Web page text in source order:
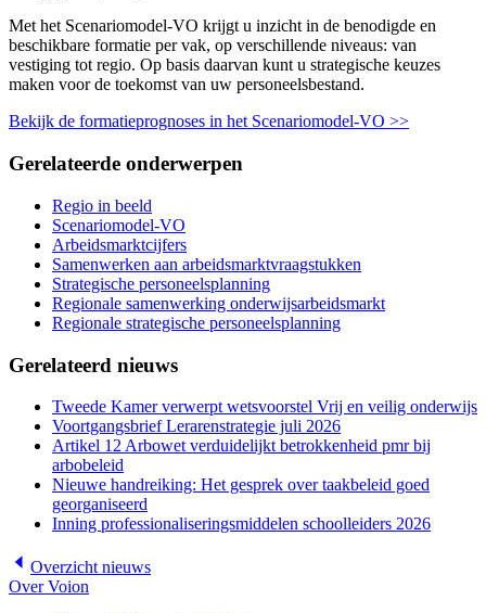
Met het Scenariomodel-VO krijgt u inzicht in de benodigde en
beschikbare formatie per vak, op verschillende niveaus: van
vestiging tot regio. Op basis daarvan kunt u strategische keuzes
maken voor de toekomst van uw personeelsbestand.
Bekijk de formatieprognoses in het Scenariomodel-VO >>
Gerelateerde onderwerpen
Regio in beeld
Scenariomodel-VO
Arbeidsmarktcijfers
Samenwerken aan arbeidsmarktvraagstukken
Strategische personeelsplanning
Regionale samenwerking onderwijsarbeidsmarkt
Regionale strategische personeelsplanning
Gerelateerd nieuws
Tweede Kamer verwerpt wetsvoorstel Vrij en veilig onderwijs
Voortgangsbrief Lerarenstrategie juli 2026
Artikel 12 Arbowet verduidelijkt betrokkenheid pmr bij
arbobeleid
Nieuwe handreiking: Het gesprek over taakbeleid goed
georganiseerd
Inning professionaliseringsmiddelen schoolleiders 2026
Overzicht nieuws
Over Voion